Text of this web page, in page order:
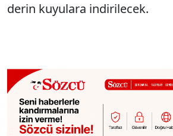
derin kuyulara indirilecek.